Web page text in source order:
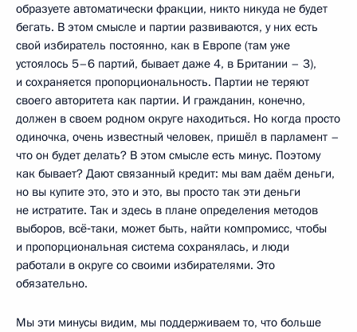
образуете автоматически фракции, никто никуда не будет
бегать. В этом смысле и партии развиваются, у них есть
свой избиратель постоянно, как в Европе (там уже
устоялось 5–6 партий, бывает даже 4, в Британии – 3),
и сохраняется пропорциональность. Партии не теряют
своего авторитета как партии. И гражданин, конечно,
должен в своем родном округе находиться. Но когда просто
одиночка, очень известный человек, пришёл в парламент –
что он будет делать? В этом смысле есть минус. Поэтому
как бывает? Дают связанный кредит: мы вам даём деньги,
но вы купите это, это и это, вы просто так эти деньги
не истратите. Так и здесь в плане определения методов
выборов, всё‑таки, может быть, найти компромисс, чтобы
и пропорциональная система сохранялась, и люди
работали в округе со своими избирателями. Это
обязательно.
Мы эти минусы видим, мы поддерживаем то, что больше